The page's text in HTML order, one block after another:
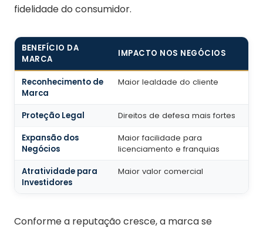
fidelidade do consumidor.
BENEFÍCIO DA
MARCA
IMPACTO NOS NEGÓCIOS
Reconhecimento de
Marca
Maior lealdade do cliente
Proteção Legal
Direitos de defesa mais fortes
Expansão dos
Negócios
Maior facilidade para
licenciamento e franquias
Atratividade para
Investidores
Maior valor comercial
Conforme a reputação cresce, a marca se